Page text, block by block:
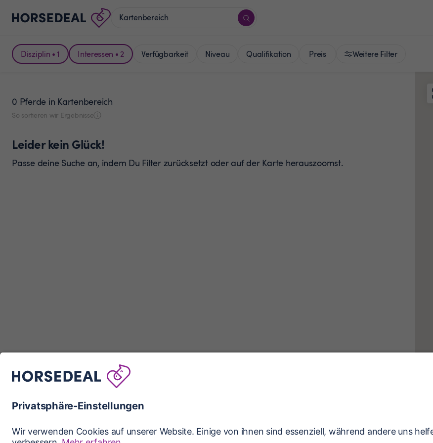
Disziplin • 1 Interessen • 2 Verfügbarkeit Niveau Qualifikation Preis Weitere Filter
0 Pferde in Kartenbereich
So sortieren wir Ergebnisse
Leider kein Glück!
Passe deine Suche an, indem Du Filter zurücksetzt oder auf der Karte herauszoomst.